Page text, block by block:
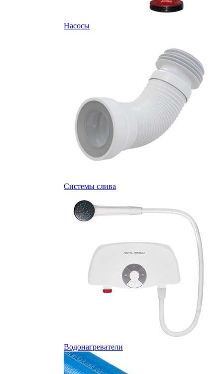
Насосы
Системы слива
Водонагреватели